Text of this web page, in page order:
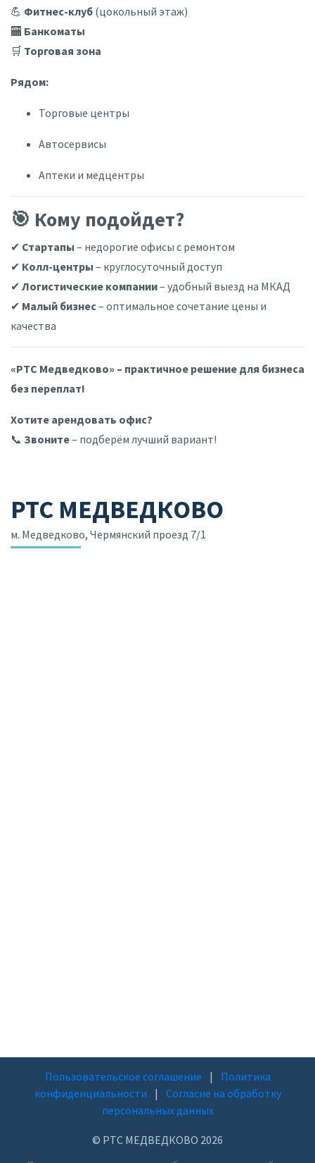
💪 Фитнес-клуб (цокольный этаж)
🏧 Банкоматы
🛒 Торговая зона
Рядом:
Торговые центры
Автосервисы
Аптеки и медцентры
🎯 Кому подойдет?
✔ Стартапы – недорогие офисы с ремонтом
✔ Колл-центры – круглосуточный доступ
✔ Логистические компании– удобный выезд на МКАД
✔ Малый бизнес– оптимальное сочетание цены и
качества
«РТС Медведково» – практичное решение для бизнеса
без переплат!
Хотите арендовать офис?
📞 Звоните– подберём лучший вариант!
РТС МЕДВЕДКОВО
м. Медведково, Чермянский проезд 7/1
Пользовательское соглашение |
Политика
конфиденциальности
|
Согласие на обработку
персональных данных
© РТС МЕДВЕДКОВО 2026